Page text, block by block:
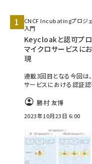
北海道をのんび
drupal (1940)
ai crunch
abc123 (1346)
CNCF Incubatingプロジ
入門
Keycloakと認可プロ
マイクロサービスに
現
連載3回目となる今回は
サービスにおける認証認
勝村 友博
2023年10月23日 6:00